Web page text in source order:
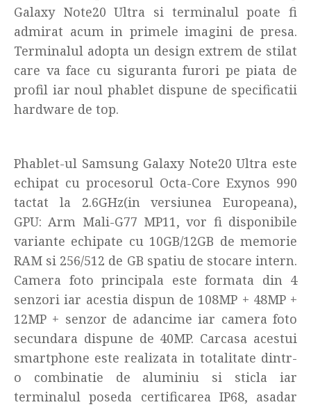
Galaxy Note20 Ultra si terminalul poate fi
admirat acum in primele imagini de presa.
Terminalul adopta un design extrem de stilat
care va face cu siguranta furori pe piata de
profil iar noul phablet dispune de specificatii
hardware de top.
Phablet-ul Samsung Galaxy Note20 Ultra este
echipat cu procesorul Octa-Core Exynos 990
tactat la 2.6GHz(in versiunea Europeana),
GPU: Arm Mali-G77 MP11, vor fi disponibile
variante echipate cu 10GB/12GB de memorie
RAM si 256/512 de GB spatiu de stocare intern.
Camera foto principala este formata din 4
senzori iar acestia dispun de 108MP + 48MP +
12MP + senzor de adancime iar camera foto
secundara dispune de 40MP. Carcasa acestui
smartphone este realizata in totalitate dintr-
o combinatie de aluminiu si sticla iar
terminalul poseda certificarea IP68, asadar